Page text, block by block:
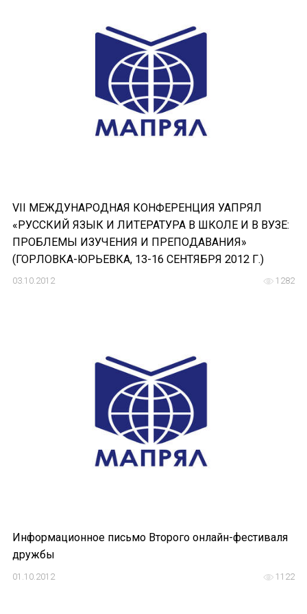
VII МЕЖДУНАРОДНАЯ КОНФЕРЕНЦИЯ УАПРЯЛ
«РУССКИЙ ЯЗЫК И ЛИТЕРАТУРА В ШКОЛЕ И В ВУЗЕ:
ПРОБЛЕМЫ ИЗУЧЕНИЯ И ПРЕПОДАВАНИЯ»
(ГОРЛОВКА-ЮРЬЕВКА, 13-16 СЕНТЯБРЯ 2012 Г.)
1282
03.10.2012
Информационное письмо Второго онлайн-фестиваля
дружбы
1122
01.10.2012